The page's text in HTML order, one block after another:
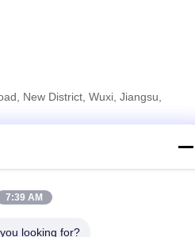
New District, Wuxi, Jiangsu,
LTD Tutti. Tutti i diritti riservati.
7:39 AM
looking for?